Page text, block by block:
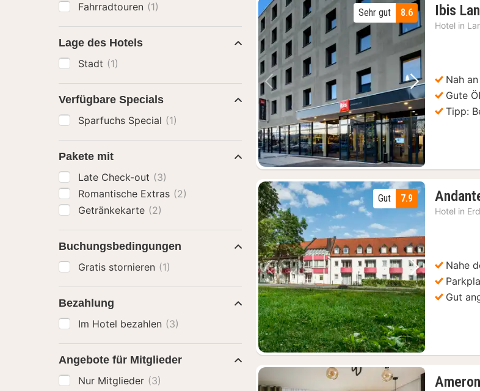
Vorheriges Bild Nächstes
8.6
Sehr gut Ibis
Hotel in
Nah
Gute
Tipp:
Vorheriges Bild Nächstes
7.9
Gut
Hotel in
Nahe
Gut
Fahrradtouren (1)
Lage des Hotels
Stadt (1)
Verfügbare Specials
Sparfuchs Special (1)
Pakete mit
Late Check-out (3)
Romantische Extras (2)
Getränkekarte (2)
Buchungsbedingungen
Gratis stornieren (1)
Bezahlung
Im Hotel bezahlen (3)
Angebote für Mitglieder
Nur Mitglieder (3)